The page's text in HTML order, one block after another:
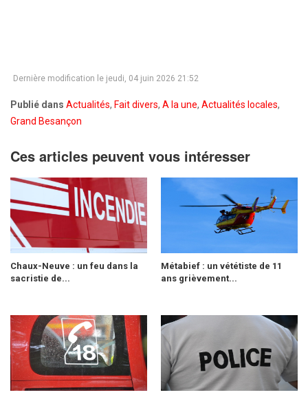
Dernière modification le jeudi, 04 juin 2026 21:52
Publié dans Actualités, Fait divers, A la une, Actualités locales,
Grand Besançon
Ces articles peuvent vous intéresser
Chaux-Neuve : un feu dans la
sacristie de...
Métabief : un vététiste de 11
ans grièvement...